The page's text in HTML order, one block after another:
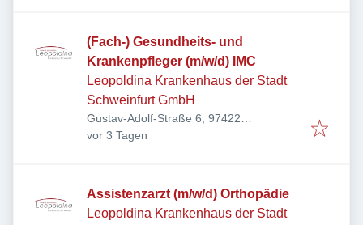
(Fach-) Gesundheits- und
Krankenpfleger (m/w/d) IMC
Leopoldina Krankenhaus der Stadt
Schweinfurt GmbH
Gustav-Adolf-Straße 6, 97422
Schweinfurt, Deutschland
Veröffentlicht
vor 3 Tagen
Assistenzarzt (m/w/d) Orthopädie
Leopoldina Krankenhaus der Stadt